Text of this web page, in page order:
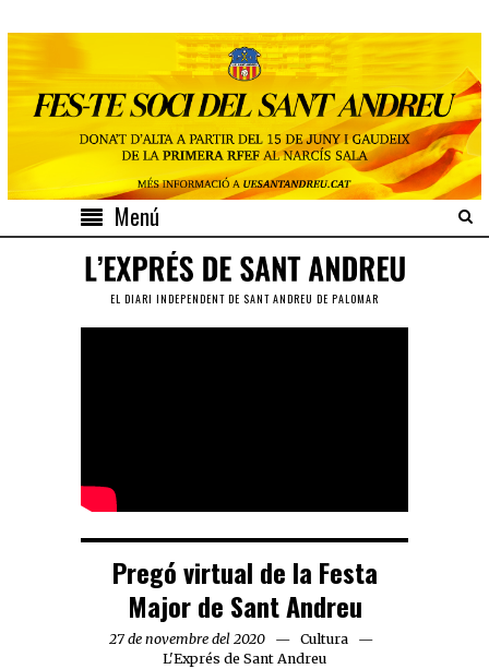
Menú
EL DIARI INDEPENDENT DE SANT ANDREU DE PALOMAR
Pregó virtual de la Festa
Major de Sant Andreu
27 de novembre del 2020
Cultura
L'Exprés de Sant Andreu